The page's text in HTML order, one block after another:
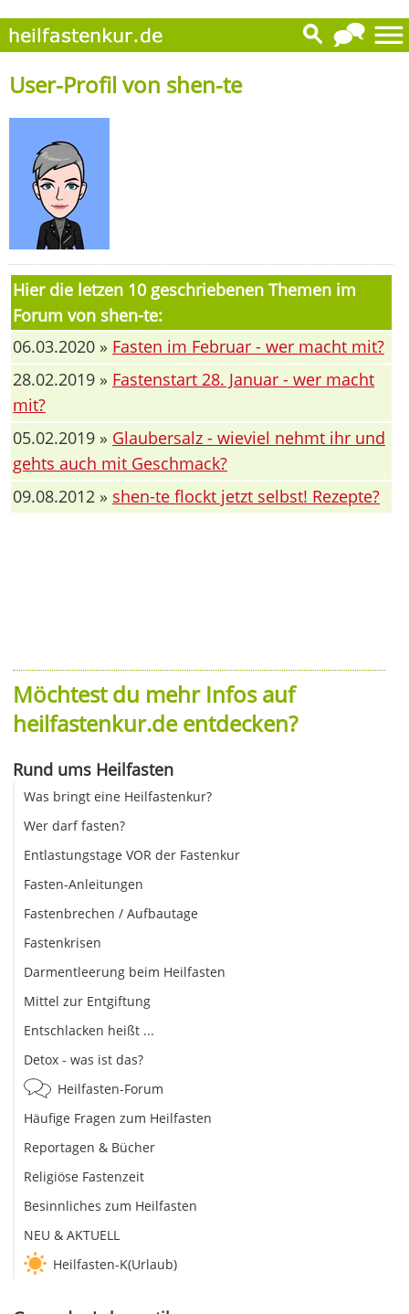
User-Profil von shen-te
Hier die letzen 10 geschriebenen Themen im
Forum von shen-te:
06.03.2020 » Fasten im Februar - wer macht mit?
28.02.2019 » Fastenstart 28. Januar - wer macht
mit?
05.02.2019 » Glaubersalz - wieviel nehmt ihr und
gehts auch mit Geschmack?
09.08.2012 » shen-te flockt jetzt selbst! Rezepte?
Möchtest du mehr Infos auf
heilfastenkur.de entdecken?
Rund ums Heilfasten
Was bringt eine Heilfastenkur?
Wer darf fasten?
Entlastungstage VOR der Fastenkur
Fasten-Anleitungen
Fastenbrechen / Aufbautage
Fastenkrisen
Darmentleerung beim Heilfasten
Mittel zur Entgiftung
Entschlacken heißt ...
Detox - was ist das?
Heilfasten-Forum
Häufige Fragen zum Heilfasten
Reportagen & Bücher
Religiöse Fastenzeit
Besinnliches zum Heilfasten
NEU & AKTUELL
Heilfasten-K(Urlaub)